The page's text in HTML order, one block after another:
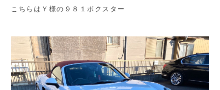
こちらはＹ様の９８１ボクスター